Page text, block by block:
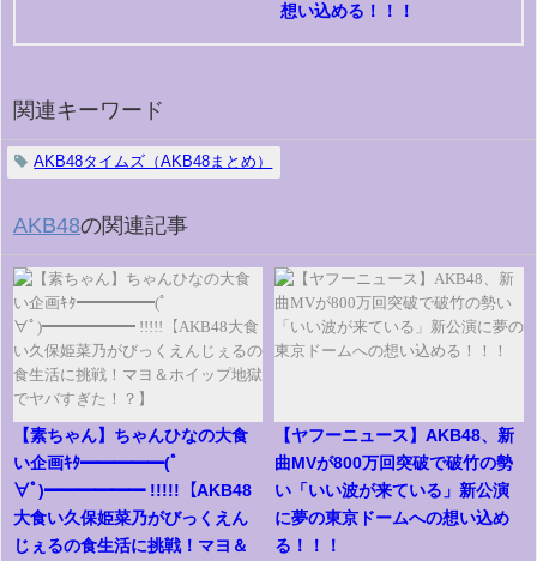
想い込める！！！
関連キーワード
AKB48タイムズ（AKB48まとめ）
AKB48の関連記事
【素ちゃん】ちゃんひなの大食
い企画ｷﾀ━━━━━(ﾟ
∀ﾟ)━━━━━━ !!!!!【AKB48
大食い久保姫菜乃がびっくえん
じぇるの食生活に挑戦！マヨ＆
【ヤフーニュース】AKB48、新
曲MVが800万回突破で破竹の勢
い「いい波が来ている」新公演
に夢の東京ドームへの想い込め
る！！！